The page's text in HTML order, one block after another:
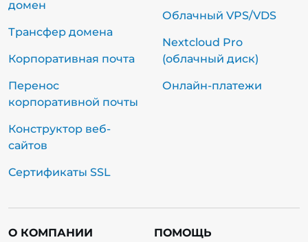
домен
Трансфер домена
Корпоративная почта
Перенос
корпоративной почты
Конструктор веб-
сайтов
Сертификаты SSL
Облачный VPS/VDS
Nextcloud Pro
(облачный диск)
Онлайн-платежи
О КОМПАНИИ ПОМОЩЬ